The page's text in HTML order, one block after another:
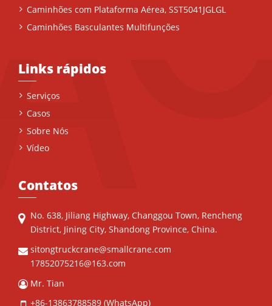
Caminhões com Plataforma Aérea, SST5041JGLGL
Caminhões Basculantes Multifunções
Links rápidos
Serviços
Casos
Sobre Nós
Vídeo
Contatos
No. 638, Jiliang Highway, Changgou Town, Rencheng
District, Jining City, Shandong Province, China.
sitongtruckcrane@smallcrane.com
17852075216@163.com
Mr. Tian
+86-13863788589 (WhatsApp)